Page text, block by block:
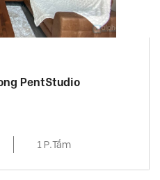
PentStudio
1 P.Tắm